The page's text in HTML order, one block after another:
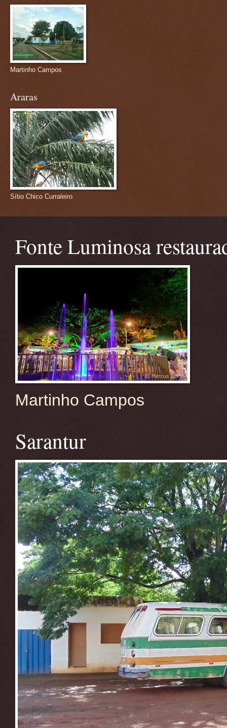
Martinho Campos
Araras
Sítio Chico Curraleiro
Fonte Luminosa
Martinho Campos
Sarantur